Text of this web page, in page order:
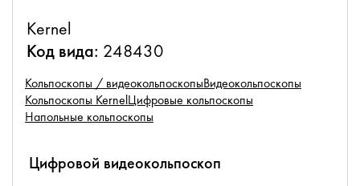
Kernel
Код вида: 248430
Кольпоскопы / видеокольпоскопыВидеокольпоскопы
Кольпоскопы KernelЦифровые кольпоскопы
Напольные кольпоскопы
Цифровой видеокольпоскоп